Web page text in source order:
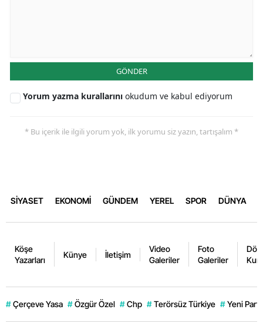
GÖNDER
Yorum yazma kurallarını okudum ve kabul ediyorum
* Bu içerik ile ilgili yorum yok, ilk yorumu siz yazın, tartışalım *
SİYASET EKONOMİ GÜNDEM YEREL SPOR DÜNYA
Köşe
Yazarları
Künye İletişim
Video
Galeriler
Foto
Galeriler
# Çerçeve Yasa # Özgür Özel # Chp # Terörsüz Türkiye # Yeni Parti